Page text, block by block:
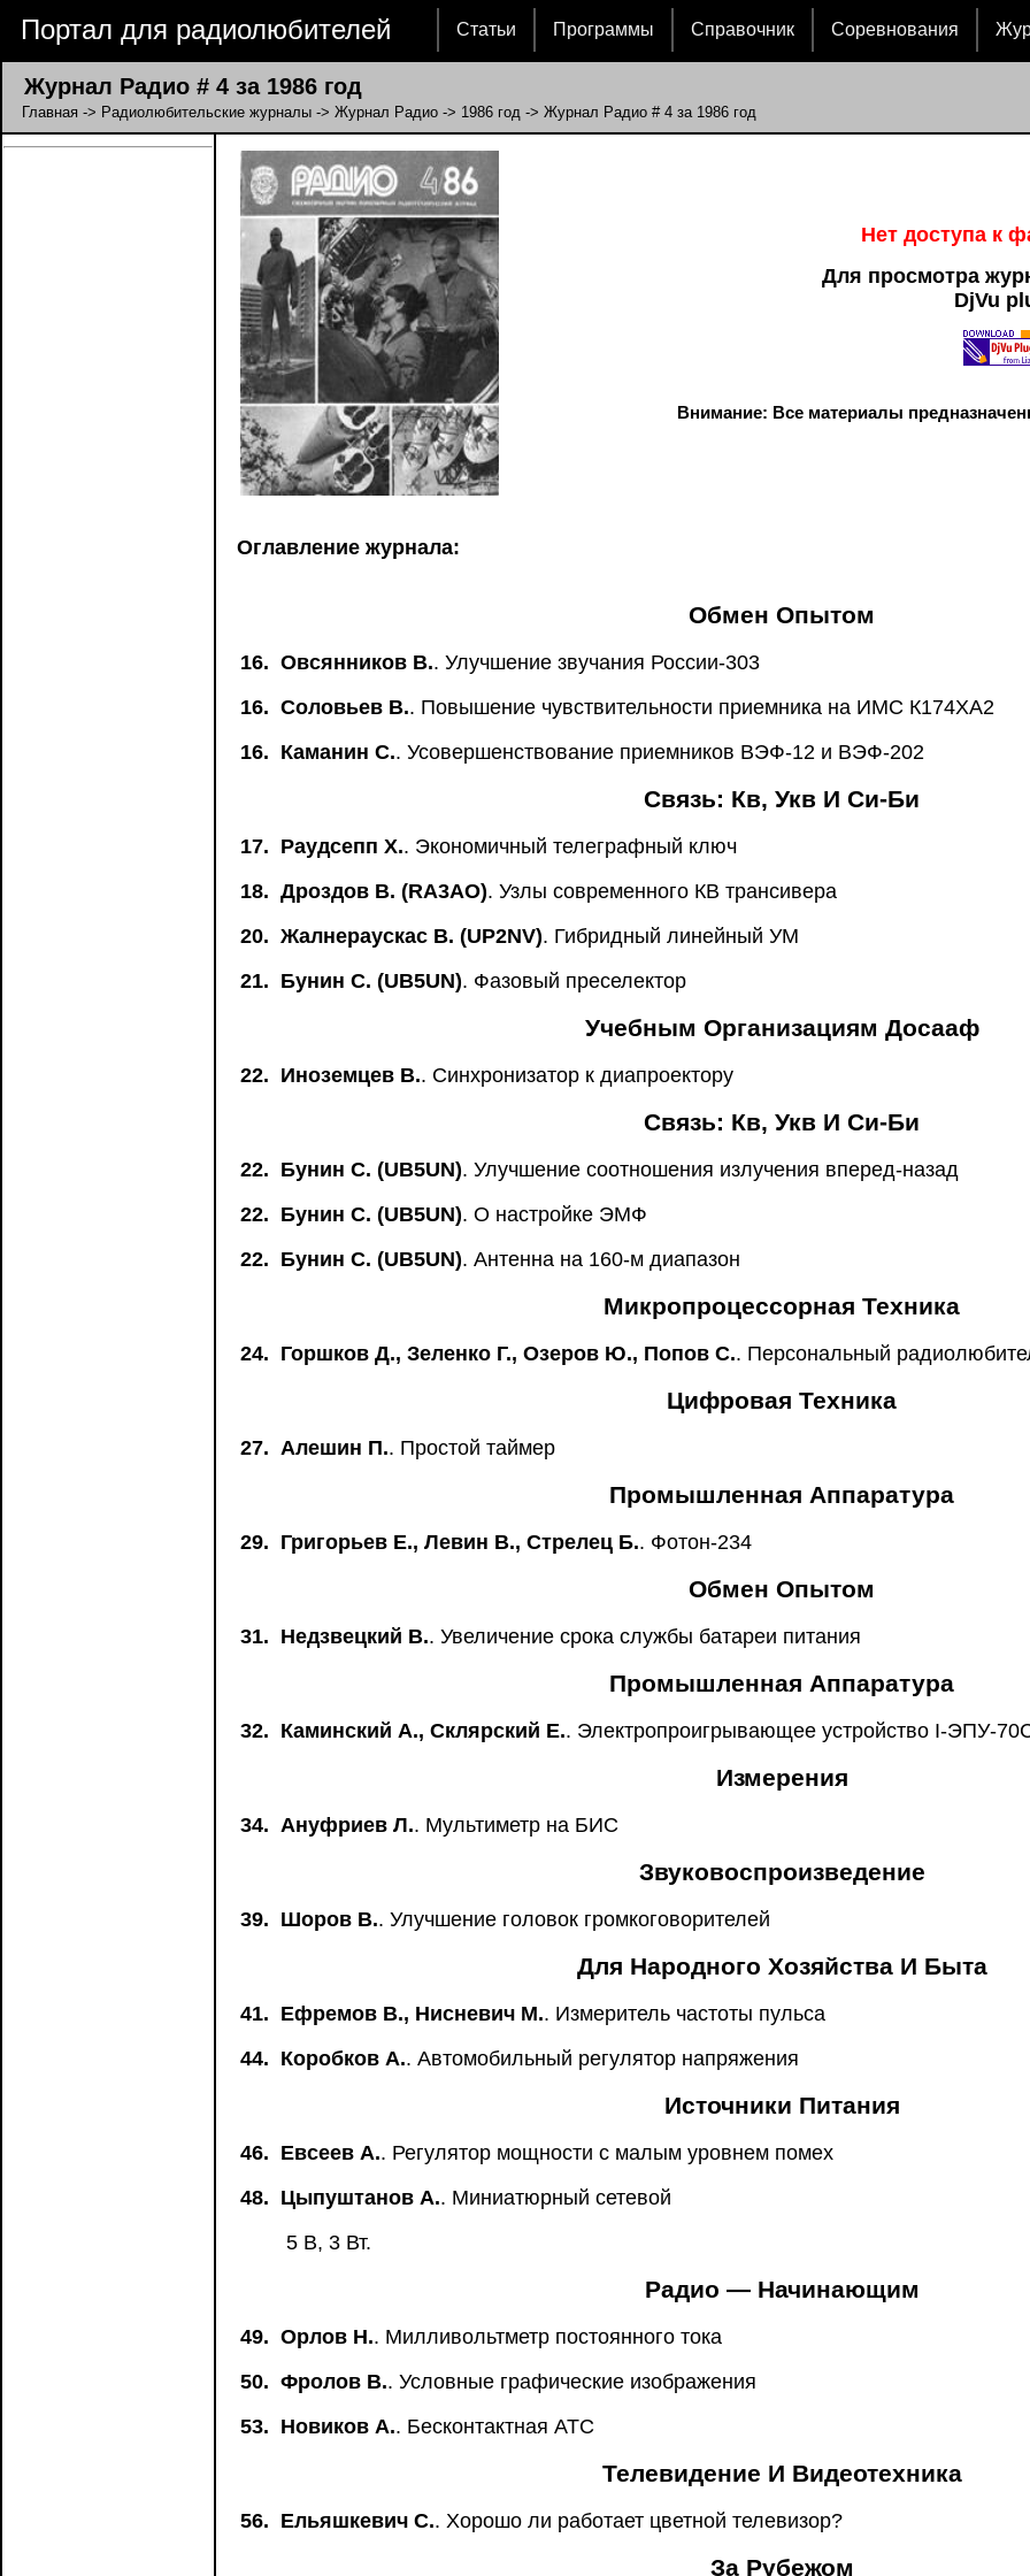
Портал для радиолюбителей Статьи Программы Справочник Соревнования
Журнал Радио # 4 за 1986 год
Главная -> Радиолюбительские журналы -> Журнал Радио -> 1986 год -> Журнал Радио # 4 за 1986 год
Нет доступа к
Для просмотра
DjVu
Внимание: Все материалы
Оглавление журнала:
Обмен Опытом
16. Овсянников В.. Улучшение звучания России-303
16. Соловьев В.. Повышение чувствительности приемника на ИМС К174ХА2
16. Каманин С.. Усовершенствование приемников ВЭФ-12 и ВЭФ-202
Связь: Кв, Укв И Си-Би
17. Раудсепп Х.. Экономичный телеграфный ключ
18. Дроздов В. (RA3AO). Узлы современного КВ трансивера
20. Жалнераускас В. (UP2NV). Гибридный линейный УМ
21. Бунин С. (UB5UN). Фазовый преселектор
Учебным Организациям Досааф
22. Иноземцев В.. Синхронизатор к диапроектору
Связь: Кв, Укв И Си-Би
22. Бунин С. (UB5UN). Улучшение соотношения излучения вперед-назад
22. Бунин С. (UB5UN). О настройке ЭМФ
22. Бунин С. (UB5UN). Антенна на 160-м диапазон
Микропроцессорная Техника
24. Горшков Д., Зеленко Г., Озеров Ю., Попов С.. Персональный
Цифровая Техника
27. Алешин П.. Простой таймер
Промышленная Аппаратура
29. Григорьев Е., Левин В., Стрелец Б.. Фотон-234
Обмен Опытом
31. Недзвецкий В.. Увеличение срока службы батареи питания
Промышленная Аппаратура
32. Каминский А., Склярский Е.. Электропроигрывающее устройство I-ЭПУ-
Измерения
34. Ануфриев Л.. Мультиметр на БИС
Звуковоспроизведение
39. Шоров В.. Улучшение головок громкоговорителей
Для Народного Хозяйства И Быта
41. Ефремов В., Нисневич М.. Измеритель частоты пульса
44. Коробков А.. Автомобильный регулятор напряжения
Источники Питания
46. Евсеев А.. Регулятор мощности с малым уровнем помех
48. Цыпуштанов А.. Миниатюрный сетевой
5 В, 3 Вт.
Радио — Начинающим
49. Орлов Н.. Милливольтметр постоянного тока
50. Фролов В.. Условные графические изображения
53. Новиков А.. Бесконтактная АТС
Телевидение И Видеотехника
56. Ельяшкевич С.. Хорошо ли работает цветной телевизор?
За Рубежом